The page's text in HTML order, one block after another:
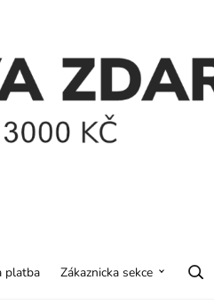
platba Zákaznicka sekce